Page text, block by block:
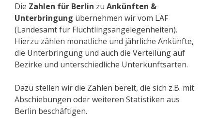
Die Zahlen für Berlin zu Ankünften &
Unterbringung übernehmen wir vom LAF
(Landesamt für Flüchtlingsangelegenheiten).
Hierzu zählen monatliche und jährliche Ankünfte,
die Unterbringung und auch die Verteilung auf
Bezirke und unterschiedliche Unterkunftsarten.
Dazu stellen wir die Zahlen bereit, die sich z.B. mit
Abschiebungen oder weiteren Statistiken aus
Berlin beschäftigen.